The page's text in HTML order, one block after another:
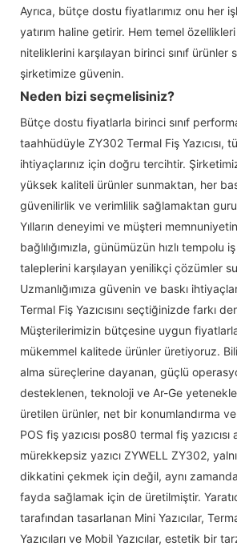
Ayrıca, bütçe dostu fiyatlarımız onu her
yatırım haline getirir. Hem temel
niteliklerini karşılayan birinci sınıf ürünler
şirketimize güvenin.
Neden bizi seçmelisiniz?
Bütçe dostu fiyatlarla birinci sınıf
taahhüdüyle ZY302 Termal Fiş Yazıcısı,
ihtiyaçlarınız için doğru tercihtir.
yüksek kaliteli ürünler sunmaktan, her
güvenilirlik ve verimlilik sağlamaktan
Yılların deneyimi ve müşteri
bağlılığımızla, günümüzün hızlı tempolu
taleplerini karşılayan yenilikçi çözümler
Uzmanlığımıza güvenin ve baskı
Termal Fiş Yazıcısını seçtiğinizde farkı
Müşterilerimizin bütçesine uygun
mükemmel kalitede ürünler üretiyoruz.
alma süreçlerine dayanan, güçlü
desteklenen, teknoloji ve Ar-Ge
üretilen ürünler, net bir konumlandırma
POS fiş yazıcısı pos80 termal fiş
mürekkepsiz yazıcı ZYWELL ZY302,
dikkatini çekmek için değil, aynı
fayda sağlamak için de üretilmiştir.
tarafından tasarlanan Mini Yazıcılar,
Yazıcıları ve Mobil Yazıcılar, estetik bir